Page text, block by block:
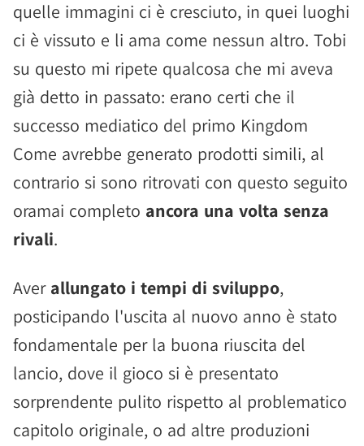
quelle immagini ci è cresciuto, in quei luoghi
ci è vissuto e li ama come nessun altro. Tobi
su questo mi ripete qualcosa che mi aveva
già detto in passato: erano certi che il
successo mediatico del primo Kingdom
Come avrebbe generato prodotti simili, al
contrario si sono ritrovati con questo seguito
oramai completo ancora una volta senza
rivali.
Aver allungato i tempi di sviluppo,
posticipando l'uscita al nuovo anno è stato
fondamentale per la buona riuscita del
lancio, dove il gioco si è presentato
sorprendente pulito rispetto al problematico
capitolo originale, o ad altre produzioni